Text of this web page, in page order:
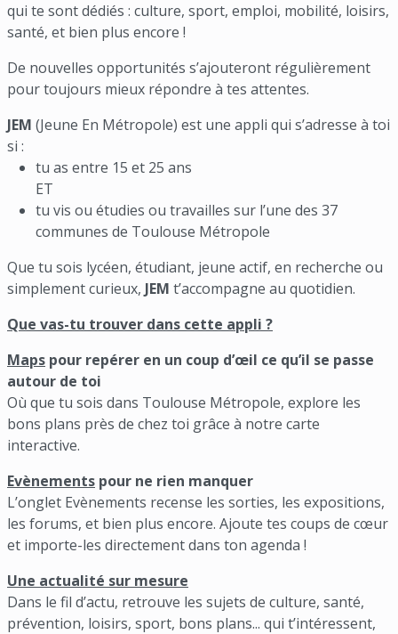
qui te sont dédiés : culture, sport, emploi, mobilité, loisirs,
santé, et bien plus encore !
De nouvelles opportunités s’ajouteront régulièrement
pour toujours mieux répondre à tes attentes.
JEM (Jeune En Métropole) est une appli qui s’adresse à toi
si :
tu as entre 15 et 25 ans
ET
tu vis ou étudies ou travailles sur l’une des 37
communes de Toulouse Métropole
Que tu sois lycéen, étudiant, jeune actif, en recherche ou
simplement curieux, JEM t’accompagne au quotidien.
Que vas-tu trouver dans cette appli ?
Maps pour repérer en un coup d’œil ce qu’il se passe
autour de toi
Où que tu sois dans Toulouse Métropole, explore les
bons plans près de chez toi grâce à notre carte
interactive.
Evènements pour ne rien manquer
L’onglet Evènements recense les sorties, les expositions,
les forums, et bien plus encore. Ajoute tes coups de cœur
et importe-les directement dans ton agenda !
Une actualité sur mesure
Dans le fil d’actu, retrouve les sujets de culture, santé,
prévention, loisirs, sport, bons plans... qui t’intéressent,